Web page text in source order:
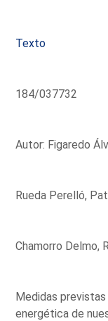
Texto
184/037732
Autor: Figaredo
Rueda Perelló,
Chamorro Delmo,
Medidas
energética de